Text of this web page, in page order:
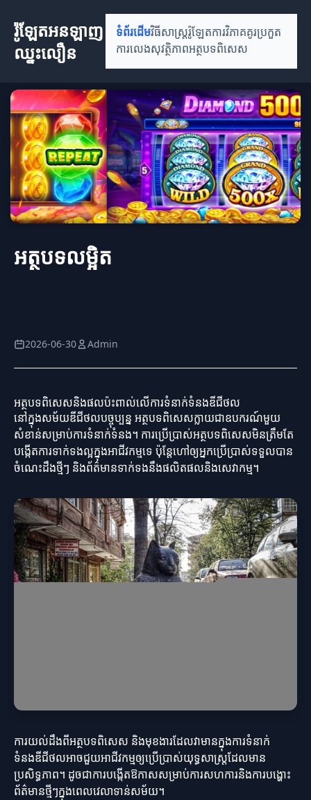
រ៉ូឡែតអនឡាញ
ឈ្នះលឿន
ទំព័រដើមវិធីសាស្រ្តរ៉ូឡែតការវិភាគគូរប្រកួត
ការលេងសុវត្ថិភាពអត្ថបទពិសេស
អត្ថបទលម្អិត
2026-06-30 Admin
អត្ថបទពិសេសនិងផលប៉ះពាល់លើការទំនាក់ទំនងឌីជីថល
នៅក្នុងសម័យឌីជីថលបច្ចុប្បន្ន អត្ថបទពិសេសក្លាយជាឧបករណ៍មួយ
សំខាន់សម្រាប់ការទំនាក់ទំនង។ ការប្រើប្រាស់អត្ថបទពិសេសមិនត្រឹមតែ
បង្កើតការទាក់ទងល្អក្នុងអាជីវកម្មទេ ប៉ុន្តែហៅឲ្យអ្នកប្រើប្រាស់ទទួលបាន
ចំណេះដឹងថ្មីៗ និងព័ត៌មានទាក់ទងនឹងផលិតផលនិងសេវាកម្ម។
ការយល់ដឹងពីអត្ថបទពិសេស និងមុខងារដែលវាមានក្នុងការទំនាក់
ទំនងឌីជីថលអាចជួយអាជីវកម្មឲ្យប្រើប្រាស់យុទ្ធសាស្ត្រដែលមាន
ប្រសិទ្ធភាព។ ដូចជាការបង្កើតឱកាសសម្រាប់ការសហការនិងការបង្ហោះ
ព័ត៌មានថ្មីៗក្នុងពេលវេលាទាន់សម័យ។